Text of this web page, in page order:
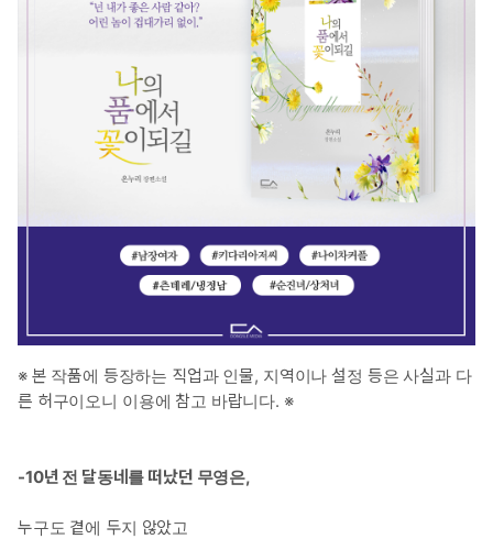
※ 본 작품에 등장하는 직업과 인물, 지역이나 설정 등은 사실과 다
른 허구이오니 이용에 참고 바랍니다. ※
-10년 전 달동네를 떠났던 무영은,
누구도 곁에 두지 않았고